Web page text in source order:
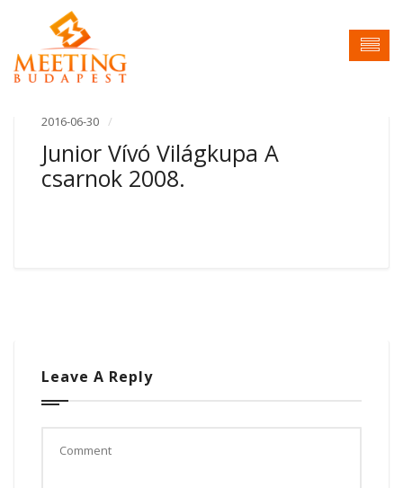
2016-06-30
Junior Vívó Világkupa A
csarnok 2008.
Leave A Reply